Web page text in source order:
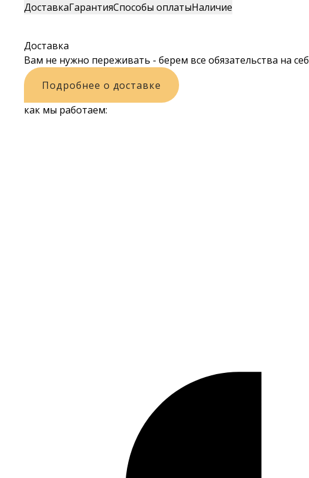
ДоставкаГарантияСпособы оплатыНаличие
Доставка
Вам не нужно переживать - берем все обязательства на
Подробнее о доставке
как мы работаем: